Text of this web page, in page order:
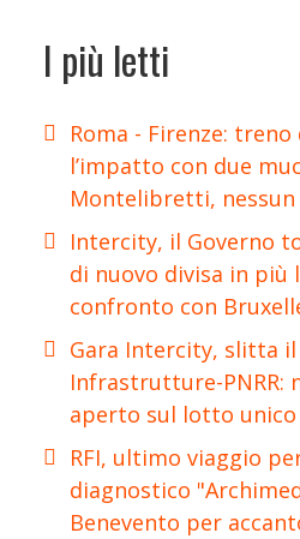
I più letti
Roma - Firenze:
l’impatto con due
Montelibretti,
Intercity, il Governo
di nuovo divisa in
confronto con
Gara Intercity, slitta il
Infrastrutture-PNRR:
aperto sul lotto unico
RFI, ultimo viaggio
diagnostico
Benevento per